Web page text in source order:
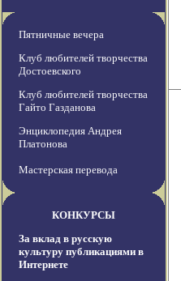
Пятничные вечера
Клуб любителей творчества
Достоевского
Клуб любителей творчества
Гайто Газданова
Энциклопедия Андрея
Платонова
Мастерская перевода
КОНКУРСЫ
За вклад в русскую
культуру публикациями в
Интернете